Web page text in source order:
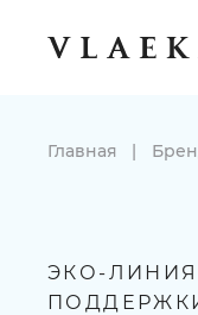
Главная |
ЭКО-